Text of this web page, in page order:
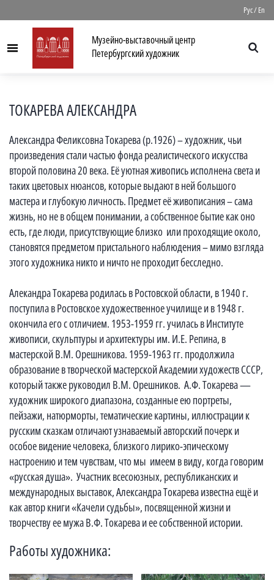
Рус/En
Menu
Музейно-выставочный центр
Петербургский художник
ТОКАРЕВА АЛЕКСАНДРА
Александра Феликсовна Токарева (р.1926) – художник, чьи
произведения стали частью фонда реалистического искусства
второй половина 20 века. Её уютная живопись исполнена света и
таких цветовых нюансов, которые выдают в ней большого
мастера и глубокую личность. Предмет её живописания – сама
жизнь, но не в общем понимании, а собственное бытие как оно
есть, где люди, присутствующие близко или проходящие около,
становятся предметом пристального наблюдения – мимо взгляда
этого художника никто и ничто не проходит бесследно.
Алекандра Токарева родилась в Ростовской области, в 1940 г.
поступила в Ростовское художественное училище и в 1948 г.
окончила его с отличием. 1953-1959 гг. училась в Институте
живописи, скульптуры и архитектуры им. И.Е. Репина, в
мастерской В.М. Орешникова. 1959-1963 гг. продолжила
образование в творческой мастерской Академии художеств СССР,
который также руково­дил В.М. Орешников. А.Ф. Токарева —
художник широкого диапазона, созданные ею портреты,
пейзажи, натюрморты, тематические картины, иллюстрации к
русским сказкам отличают узнаваемый авторский почерк и
особое видение человека, близкого лирико-эпическому
настроению и тем чувствам, что мы имеем в виду, когда говорим
«русская душа». Участник всесоюзных, республиканских и
международных выставок, Александра Токарева известна ещё и
как автор книги «Качели судьбы», посвященной жизни и
творчеству ее мужа В.Ф. Токарева и ее собственной истории.
Работы художника: